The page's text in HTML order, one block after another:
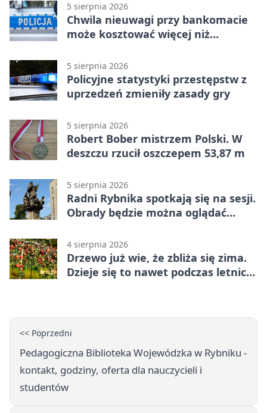
5 sierpnia 2026
Chwila nieuwagi przy bankomacie
może kosztować więcej niż
5 sierpnia 2026
Policyjne statystyki przestępstw z
uprzedzeń zmieniły zasady gry
5 sierpnia 2026
Robert Bober mistrzem Polski. W
deszczu rzucił oszczepem 53,87 m
5 sierpnia 2026
Radni Rybnika spotkają się na sesji.
Obrady będzie można oglądać
4 sierpnia 2026
Drzewo już wie, że zbliża się zima.
Dzieje się to nawet podczas letnich
<< Poprzedni
Pedagogiczna Biblioteka Wojewódzka w Rybniku -
kontakt, godziny, oferta dla nauczycieli i
studentów